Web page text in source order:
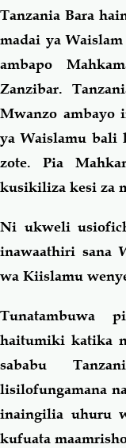
Tanzania Bara
madai ya
ambapo
Zanzibar.
Mwanzo
ya Waislamu bali
zote. Pia
kusikiliza kesi za
Ni ukweli
inawaathiri sana
wa Kiislamu
Tunatambuwa
haitumiki katika
sababu
lisilofungamana
inaingilia uhuru
kufuata